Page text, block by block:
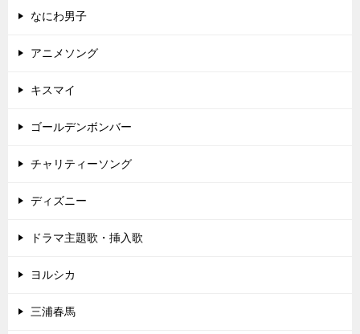
なにわ男子
アニメソング
キスマイ
ゴールデンボンバー
チャリティーソング
ディズニー
ドラマ主題歌・挿入歌
ヨルシカ
三浦春馬